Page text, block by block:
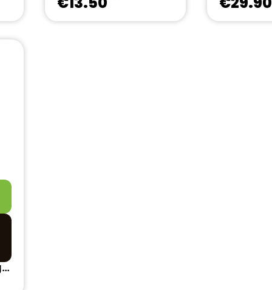
Plagron Billes d'argile EXPANSE Sac 45L